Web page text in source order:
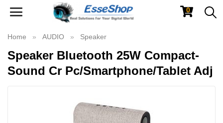
Toggle
0
Home AUDIO Speaker
Speaker Bluetooth 25W Compact-
Sound Cr Pc/Smartphone/Tablet Adj